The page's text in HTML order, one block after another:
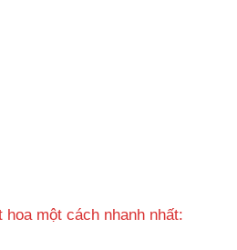
một cách nhanh nhất: